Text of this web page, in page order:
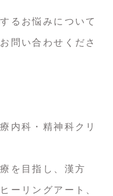
るお悩みについて
問い合わせくださ
内科・精神科クリ
を目指し、漢方
ーリングアート、